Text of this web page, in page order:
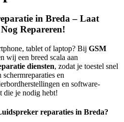
in Breda – Laat
Repareren!
tablet of laptop? Bij GSM
wij een breed scala aan
diensten, zodat je toestel snel
en
en software-
die je nodig hebt!
reparaties in Breda?